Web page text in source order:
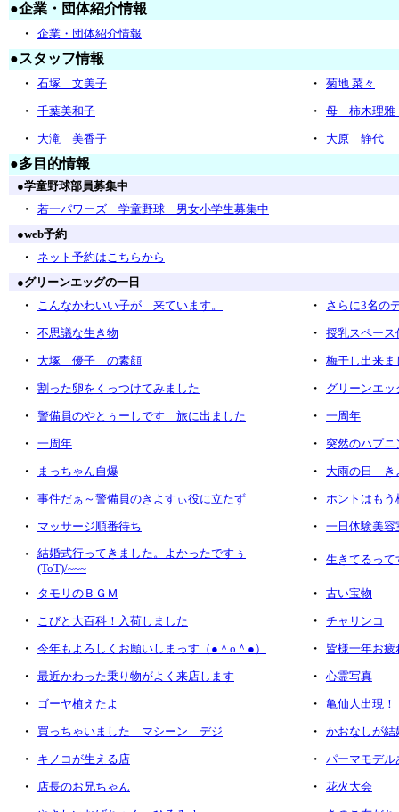
●企業・団体紹介情報
・
企業・団体紹介情報
●スタッフ情報
・
石塚 文美子 ・ 菊地 菜々
・ 千葉美和子 ・ 母 柿木理雅
・ 大滝 美香子 ・ 大原 静代
●多目的情報
●学童野球部員募集中
・
若一パワーズ 学童野球 男女小学生募集中
●web予約
・
ネット予約はこちらから
●グリーンエッグの一日
・ こんなかわいい子が 来ています。 ・ さらに3名の
・ 不思議な生き物 ・ 授乳スペース
・ 大塚 優子 の素顔 ・ 梅干し出来ま
・ 割った卵をくっつけてみました ・ グリーンエ
・ 警備員のやとぅーしです 旅に出ました ・ 一周年
・ 一周年 ・ 突然のハプニ
・ まっちゃん自爆 ・ 大雨の日 き
・ 事件だぁ～警備員のきよすぃ役に立たず ・ ホントはも
・ マッサージ順番待ち ・ 一日体験美容
・
結婚式行ってきました。よかったですぅ
(ToT)/~~~
・ 生きてるって
・ タモリのＢＧＭ ・ 古い宝物
・ こびと大百科！入荷しました ・ チャリンコ
・ 今年もよろしくお願いしまっす（●＾o＾●） ・ 皆様一年お
・ 最近かわった乗り物がよく来店します ・ 心霊写真
・ ゴーヤ植えたよ ・ 亀仙人出現！
・ 買っちゃいました マシーン デジ ・ かおなしが結
・ キノコが生える店 ・ パーマモデル
・ 店長のお兄ちゃん ・ 花火大会